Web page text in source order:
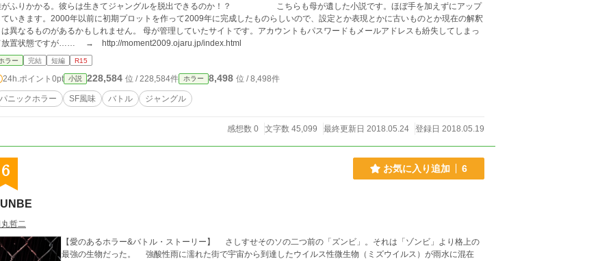
ふりかかる。彼らは生きてジャングルを脱出できるのか！？ こちらも母が遺した小説です。ほぼ手を加えずにアップ
いきます。2000年以前に初期プロットを作って2009年に完成したものらしいので、設定とか表現とかに古いものとか現在の解釈
るものがあるかもしれません。 母が管理していたサイトです。アカウントもパスワードもメールアドレスも紛失してしまっ
放置状態ですが…… → http://moment2009.ojaru.jp/index.html
ラー 完結 短編 R15
24h.ポイント 0pt 小説 228,584 位 / 228,584件 ホラー 8,498 位 / 8,498件
パニックホラー SF風味 バトル ジャングル
感想数 0 文字数 45,099 最終更新日 2018.05.24 登録日 2018.05.19
6 お気に入り追加 6
哲二
【愛のあるホラー&バトル・ストーリー】 さしすせそのソの二つ前の「ズンビ」。それは「ゾンビ」より格上の
最強の生物だった。 強酸性雨に濡れた街で宇宙から到達したウイルス性微生物（ミズウイルス）が雨水に混在